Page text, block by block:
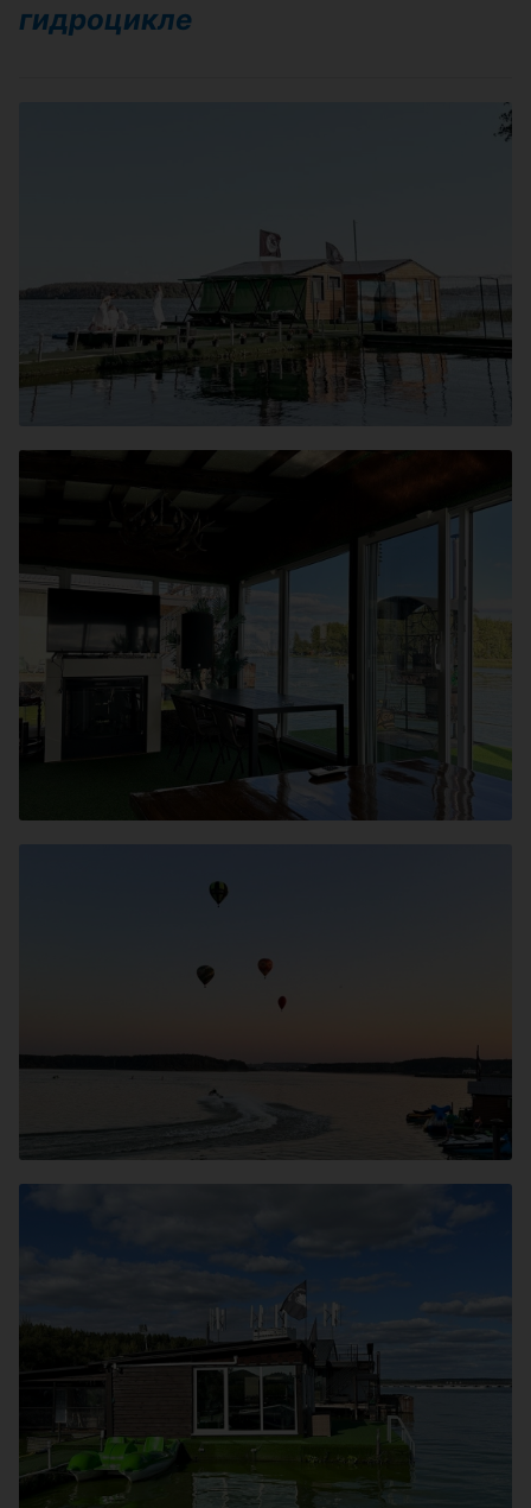
гидроцикле